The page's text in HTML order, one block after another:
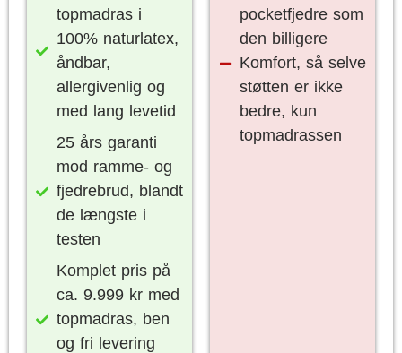
topmadras i
100% naturlatex,
åndbar,
allergivenlig og
med lang levetid
25 års garanti
mod ramme- og
fjedrebrud, blandt
de længste i
testen
Komplet pris på
ca. 9.999 kr med
topmadras, ben
og fri levering
pocketfjedre som
den billigere
Komfort, så selve
støtten er ikke
bedre, kun
topmadrassen